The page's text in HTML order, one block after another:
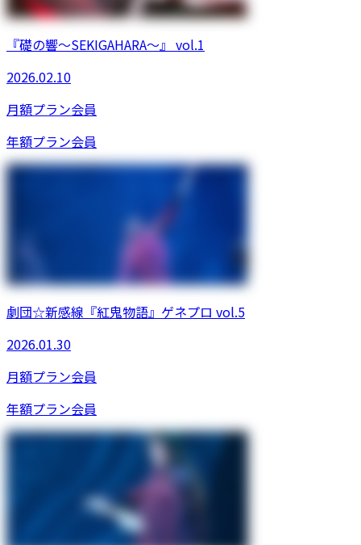
『礎の響〜SEKIGAHARA〜』 vol.1
2026.02.10
月額プラン会員
年額プラン会員
劇団☆新感線『紅鬼物語』ゲネプロ vol.5
2026.01.30
月額プラン会員
年額プラン会員